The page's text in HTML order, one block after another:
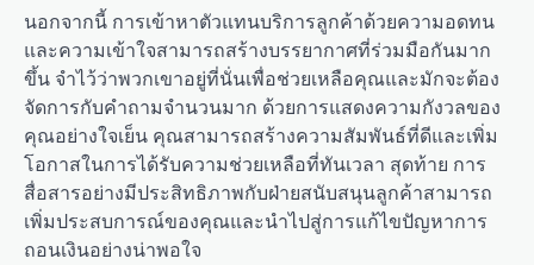
นอกจากนี้ การเข้าหาตัวแทนบริการลูกค้าด้วยความอดทน
และความเข้าใจสามารถสร้างบรรยากาศที่ร่วมมือกันมาก
ขึ้น จำไว้ว่าพวกเขาอยู่ที่นั่นเพื่อช่วยเหลือคุณและมักจะต้อง
จัดการกับคำถามจำนวนมาก ด้วยการแสดงความกังวลของ
คุณอย่างใจเย็น คุณสามารถสร้างความสัมพันธ์ที่ดีและเพิ่ม
โอกาสในการได้รับความช่วยเหลือที่ทันเวลา สุดท้าย การ
สื่อสารอย่างมีประสิทธิภาพกับฝ่ายสนับสนุนลูกค้าสามารถ
เพิ่มประสบการณ์ของคุณและนำไปสู่การแก้ไขปัญหาการ
ถอนเงินอย่างน่าพอใจ